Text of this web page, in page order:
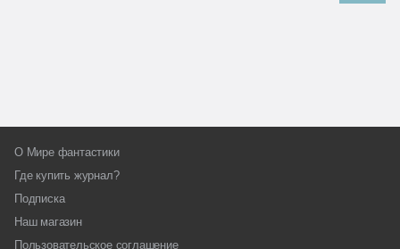
О Мире фантастики
Где купить журнал?
Подписка
Наш магазин
Пользовательское соглашение